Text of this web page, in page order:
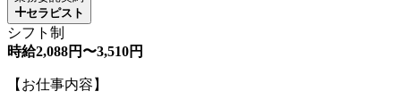
セラピスト
シフト制
時給2,088円〜3,510円
【お仕事内容】